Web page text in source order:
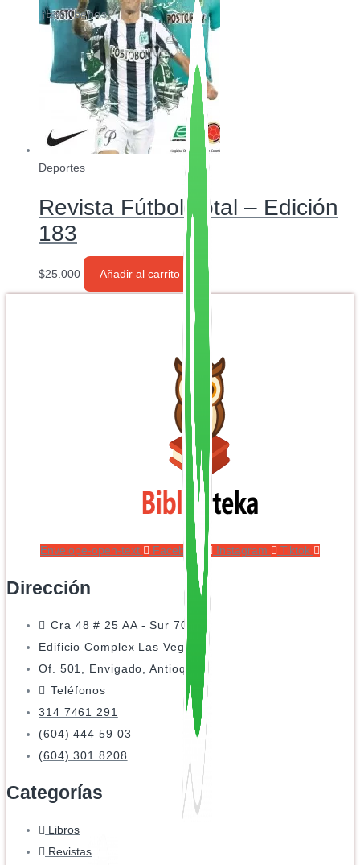
Deportes
Revista Fútbol Total – Edición
183
$25.000 Añadir al carrito
Envelope-open-text Facebook Instagram Tiktok
Dirección
Cra 48 # 25 AA - Sur 70
Edificio Complex Las Vegas
Of. 501, Envigado, Antioquia
Teléfonos
314 7461 291
(604) 444 59 03
(604) 301 8208
Categorías
Libros
Revistas
¡Escríbenos!